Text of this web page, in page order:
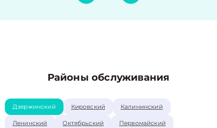
Районы обслуживания
Дзержинский Кировский Калининский
Ленинский Октябрьский Первомайский